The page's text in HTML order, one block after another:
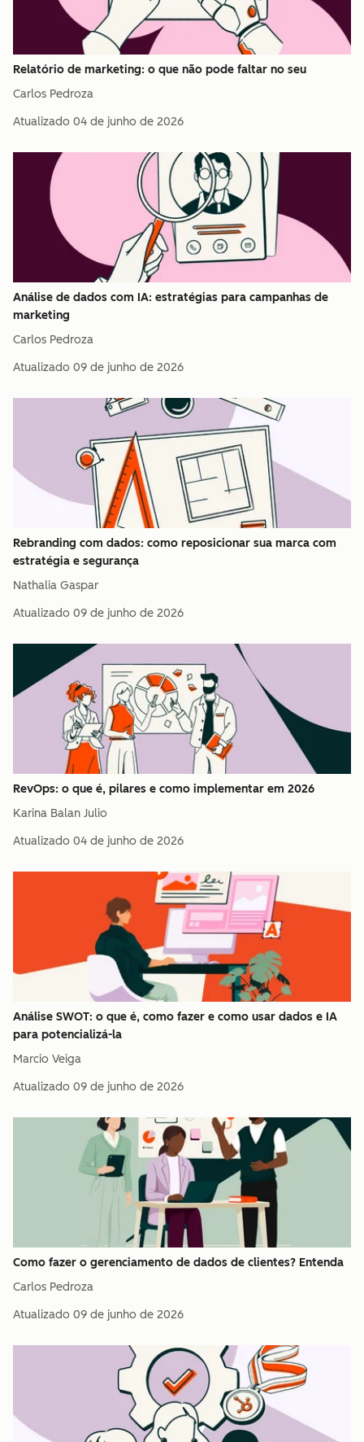
Relatório de marketing: o que não pode faltar no seu
Carlos Pedroza
Atualizado 04 de junho de 2026
Análise de dados com IA: estratégias para campanhas de
marketing
Carlos Pedroza
Atualizado 09 de junho de 2026
Rebranding com dados: como reposicionar sua marca com
estratégia e segurança
Nathalia Gaspar
Atualizado 09 de junho de 2026
RevOps: o que é, pilares e como implementar em 2026
Karina Balan Julio
Atualizado 04 de junho de 2026
Análise SWOT: o que é, como fazer e como usar dados e IA
para potencializá-la
Marcio Veiga
Atualizado 09 de junho de 2026
Como fazer o gerenciamento de dados de clientes? Entenda
Carlos Pedroza
Atualizado 09 de junho de 2026